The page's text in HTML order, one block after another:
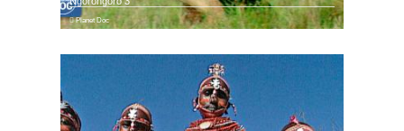
Planet Doc